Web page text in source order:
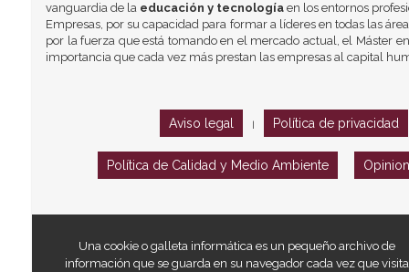
vanguardia de la educación y tecnología en los entornos
Empresas, por su capacidad para formar a líderes en todas las
por la fuerza que está tomando en el mercado actual, el Máster
importancia que cada vez más prestan las empresas al capital
Aviso legal Política de privacidad
Política de Calidad y Medio Ambiente
Una cookie o galleta informática es un pequeño archivo de
información que se guarda en su navegador cada vez que visita